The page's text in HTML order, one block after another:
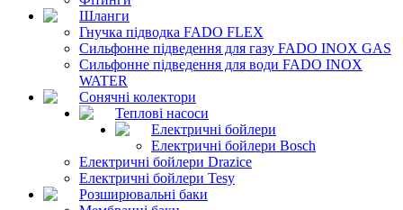
Шланги
Гнучка підводка FADO FLEX
Сильфонне підведення для газу FADO INOX GAS
Сильфонне підведення для води FADO INOX
WATER
Сонячні колектори
Теплові насоси
Електричні бойлери
Електричні бойлери Bosch
Електричні бойлери Drazice
Електричні бойлери Tesy
Розширювальні баки